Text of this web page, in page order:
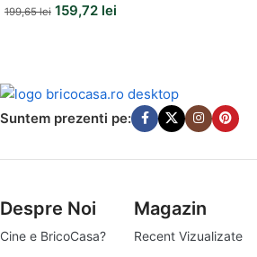
199,65lei 159,72 lei
Suntem prezenti pe:
Despre Noi
Cine e BricoCasa?
Magazin
Recent Vizualizate